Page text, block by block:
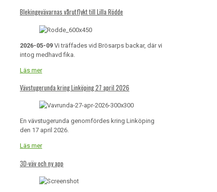
Blekingevävarnas vårutflykt till Lilla Rödde
2026-05-09 Vi träffades vid Brösarps backar, där vi
intog medhavd fika.
Läs mer
Vävstugerunda kring Linköping 27 april 2026
En vävstugerunda genomfördes kring Linköping
den 17 april 2026.
Läs mer
3D-väv och ny app